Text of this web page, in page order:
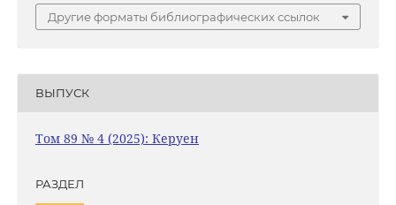
Другие форматы библиографических ссылок
ВЫПУСК
Том 89 № 4 (2025): Керуен
РАЗДЕЛ